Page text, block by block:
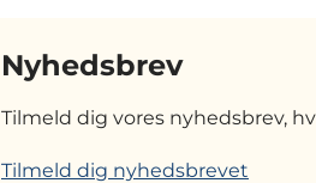
Nyhedsbrev
Tilmeld dig vores nyhedsbrev,
Tilmeld dig nyhedsbrevet